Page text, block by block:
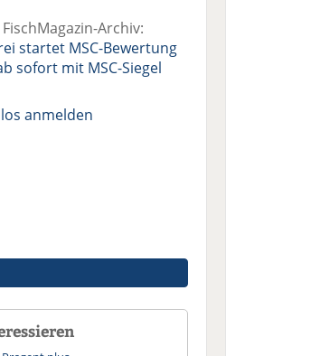
Archiv:
startet MSC-Bewertung
sofort mit MSC-Siegel
anmelden